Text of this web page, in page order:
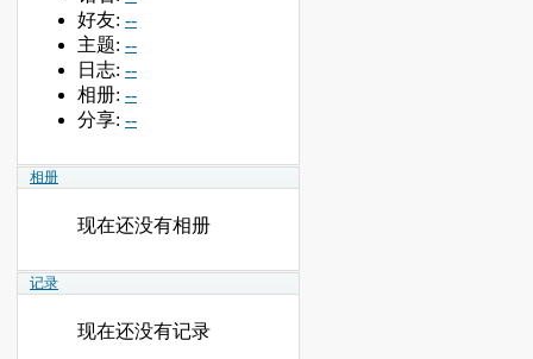
好友: --
主题: --
日志: --
相册: --
分享: --
相册
现在还没有相册
记录
现在还没有记录